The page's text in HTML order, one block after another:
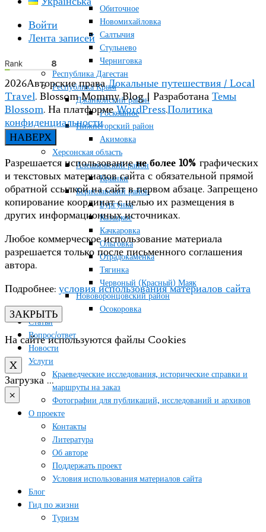
Обиточное
Новомихайловка
Салтычия
Стульнево
Черниговка
Республика Дагестан
Республика Крым
Джанкойский район
Роскошное
Нижнегорский район
Акимовка
Херсонская область
Алешковский район
Крынки
Бериславский район
Бургунка
Казацкое
Качкаровка
Ольговка
Отрадокаменка
Тягинка
Червоный (Красный) Маяк
Нововоронцовский район
Осокоровка
Статьи
Вопрос/ответ
Новости
Услуги
Краеведческие исследования, исторические справки и
маршруты на заказ
Фотографии для публикаций, исследований и архивов
О проекте
Контакты
Литература
Об авторе
Поддержать проект
Условия использования материалов сайта
Блог
Гид по жизни
Туризм
Войти
Лента записей
2026Авторские праваЛокальные путешествия / Local
Travel. Blossom Mommy Blog | Разработана Темы
Blossom. На платформеWordPress.Политика
конфиденциальности
НАВЕРХ
Разрешается использованиене более 10% графических
и текстовых материалов сайта с обязательной прямой
обратной ссылкой на сайт в первом абзаце. Запрещено
копирование координат с целью их размещения в
других информационных источниках.
Любое коммерческое использование материала
разрешается только после письменного соглашения
автора.
Подробнее: условия использования материалов сайта
ЗАКРЫТЬ
На сайте используются файлы Cookies
X
Загрузка …
×